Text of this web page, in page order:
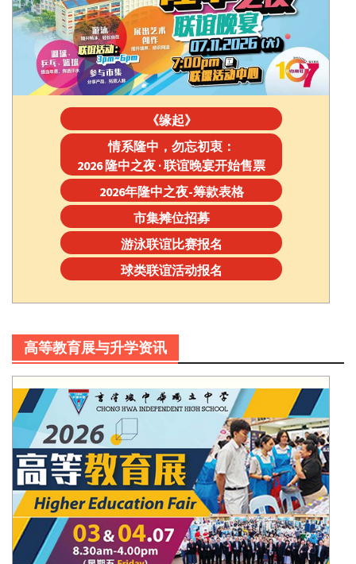
《缘起》
情系隆中，勿忘初衷：
2026 隆中之夜 · 联谊晚宴开始售票
2026年隆中之夜-筹款表格
市集摊位招募
游泳联谊比赛报名
球类联谊活动报名
高等教育展与升学资讯